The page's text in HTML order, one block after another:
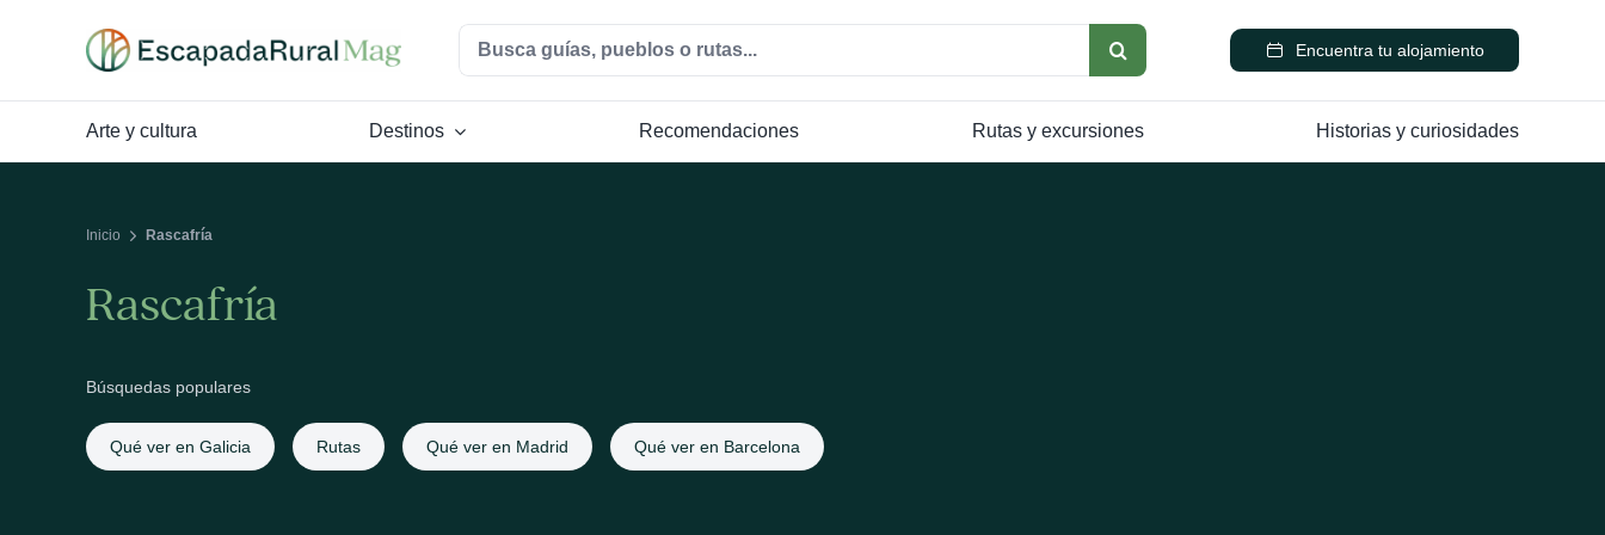
Buscar:
Encuentra tu alojamiento
Arte y cultura Destinos Recomendaciones Rutas y excursiones Historias y curiosidades
Inicio Rascafría
Rascafría
Búsquedas populares
Qué ver en Galicia Rutas Qué ver en Madrid Qué ver en Barcelona